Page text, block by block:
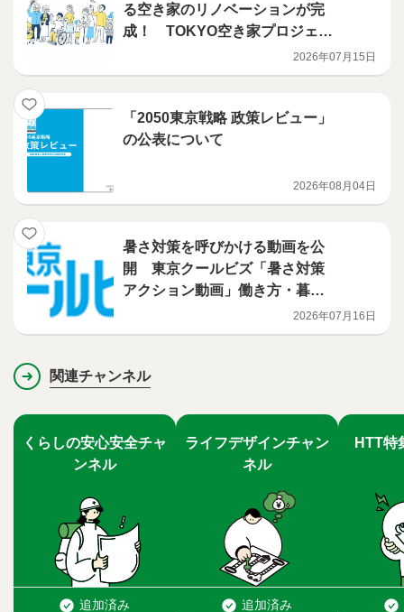
る空き家のリノベーションが完
成！ TOKYO空き家プロジェク
ト ~リノベーション完成篇~ 【字
幕有り】
2026年07月15日
「2050東京戦略 政策レビュー」
の公表について
2026年08月04日
暑さ対策を呼びかける動画を公
開 東京クールビズ「暑さ対策
アクション動画」働き方・暮ら
2026年07月16日
関連チャンネル